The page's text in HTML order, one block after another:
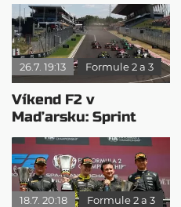
26.7. 19:13 Formule 2 a 3
Víkend F2 v
Maďarsku: Sprint
opanoval Minì, v
hlavním závodě
dominoval León
18.7. 20:18 Formule 2 a 3